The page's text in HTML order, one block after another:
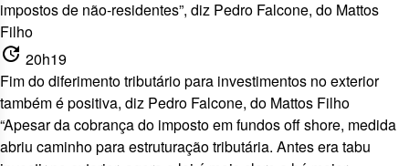
impostos de não-residentes”, diz Pedro Falcone, do Mattos
Filho
update 20h19
Fim do diferimento tributário para investimentos no exterior
também é positiva, diz Pedro Falcone, do Mattos Filho
“Apesar da cobrança do imposto em fundos off shore, medida
abriu caminho para estruturação tributária. Antes era tabu